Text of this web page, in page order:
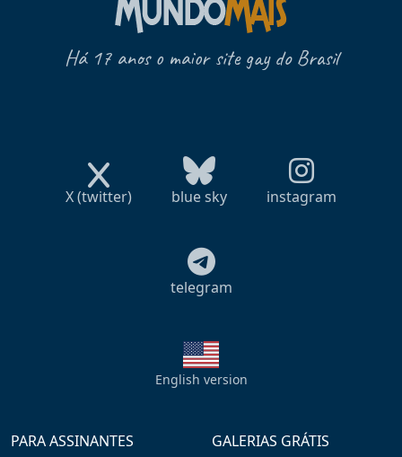
Há 17 anos o maior site gay do Brasil
X (twitter) blue sky instagram
telegram
English version
PARA ASSINANTES
GALERIAS GRÁTIS